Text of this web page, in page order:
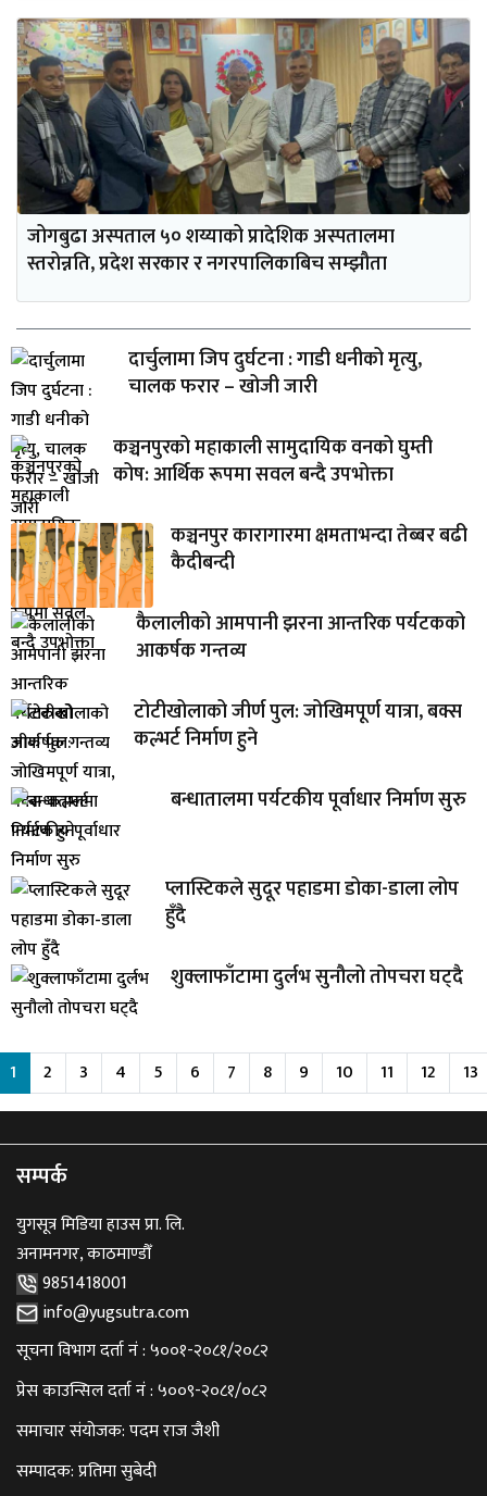
जोगबुढा अस्पताल ५० शय्याको प्रादेशिक अस्पतालमा
स्तरोन्नति, प्रदेश सरकार र नगरपालिकाबिच सम्झौता
दार्चुलामा जिप दुर्घटना : गाडी धनीको मृत्यु,
चालक फरार – खोजी जारी
कञ्चनपुरको महाकाली सामुदायिक वनको घुम्ती
कोष: आर्थिक रूपमा सवल बन्दै उपभोक्ता
कञ्चनपुर कारागारमा क्षमताभन्दा तेब्बर बढी
कैदीबन्दी
कैलालीको आमपानी झरना आन्तरिक पर्यटकको
आकर्षक गन्तव्य
टोटीखोलाको जीर्ण पुल: जोखिमपूर्ण यात्रा, बक्स
कल्भर्ट निर्माण हुने
बन्धातालमा पर्यटकीय पूर्वाधार निर्माण सुरु
प्लास्टिकले सुदूर पहाडमा डोका-डाला लोप
हुँदै
शुक्लाफाँटामा दुर्लभ सुनौलो तोपचरा घट्दै
1 2 3 4 5 6 7 8 9 10 11 12 13
सम्पर्क
युगसूत्र मिडिया हाउस प्रा. लि.
अनामनगर, काठमाण्डौँ
9851418001
info@yugsutra.com
सूचना विभाग दर्ता नं : ५००१-२०८१/२०८२
प्रेस काउन्सिल दर्ता नं : ५००९-२०८१/०८२
समाचार संयोजक: पदम राज जैशी
सम्पादक: प्रतिमा सुबेदी